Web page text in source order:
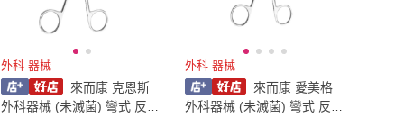
外科 器械
來而康 克恩斯
外科器械 (未滅菌) 彎式 反式
外科 器械
來而康 愛美格
外科器械 (未滅菌) 彎式 反式